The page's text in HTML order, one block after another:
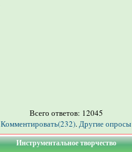
Всего ответов: 12045
Комментировать(232).Другие опросы
Инструментальное творчество